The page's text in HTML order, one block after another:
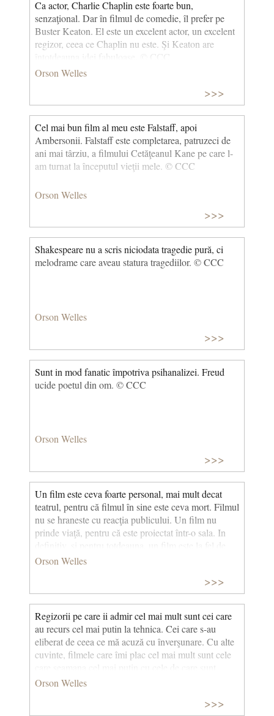
Ca actor, Charlie Chaplin este foarte bun,
senzaţional. Dar în filmul de comedie, îl prefer pe
Buster Keaton. El este un excelent actor, un excelent
regizor, ceea ce Chaplin nu este. Şi Keaton are
întotdeauna idei fabuloase. © CCC
Orson Welles
>>>
Cel mai bun film al meu este Falstaff, apoi
Ambersonii. Falstaff este completarea, patruzeci de
ani mai târziu, a filmului Cetăţeanul Kane pe care l-
am turnat la începutul vieţii mele. © CCC
Orson Welles
>>>
Shakespeare nu a scris niciodata tragedie pură, ci
melodrame care aveau statura tragediilor. © CCC
Orson Welles
>>>
Sunt in mod fanatic împotriva psihanalizei. Freud
ucide poetul din om. © CCC
Orson Welles
>>>
Un film este ceva foarte personal, mai mult decat
teatrul, pentru că filmul în sine este ceva mort. Filmul
nu se hraneste cu reacţia publicului. Un film nu
prinde viaţă, pentru că este proiectat într-o sala. In
mort ca si o carte. Si, potential, veşnic viu. © CCC
Orson Welles
>>>
Regizorii pe care ii admir cel mai mult sunt cei care
au recurs cel mai putin la tehnica. Cei care s-au
eliberat de ceea ce mă acuză cu înverşunare. Cu alte
cuvinte, filmele care îmi plac cel mai mult sunt cele
acuzat a le face. © CCC
Orson Welles
>>>